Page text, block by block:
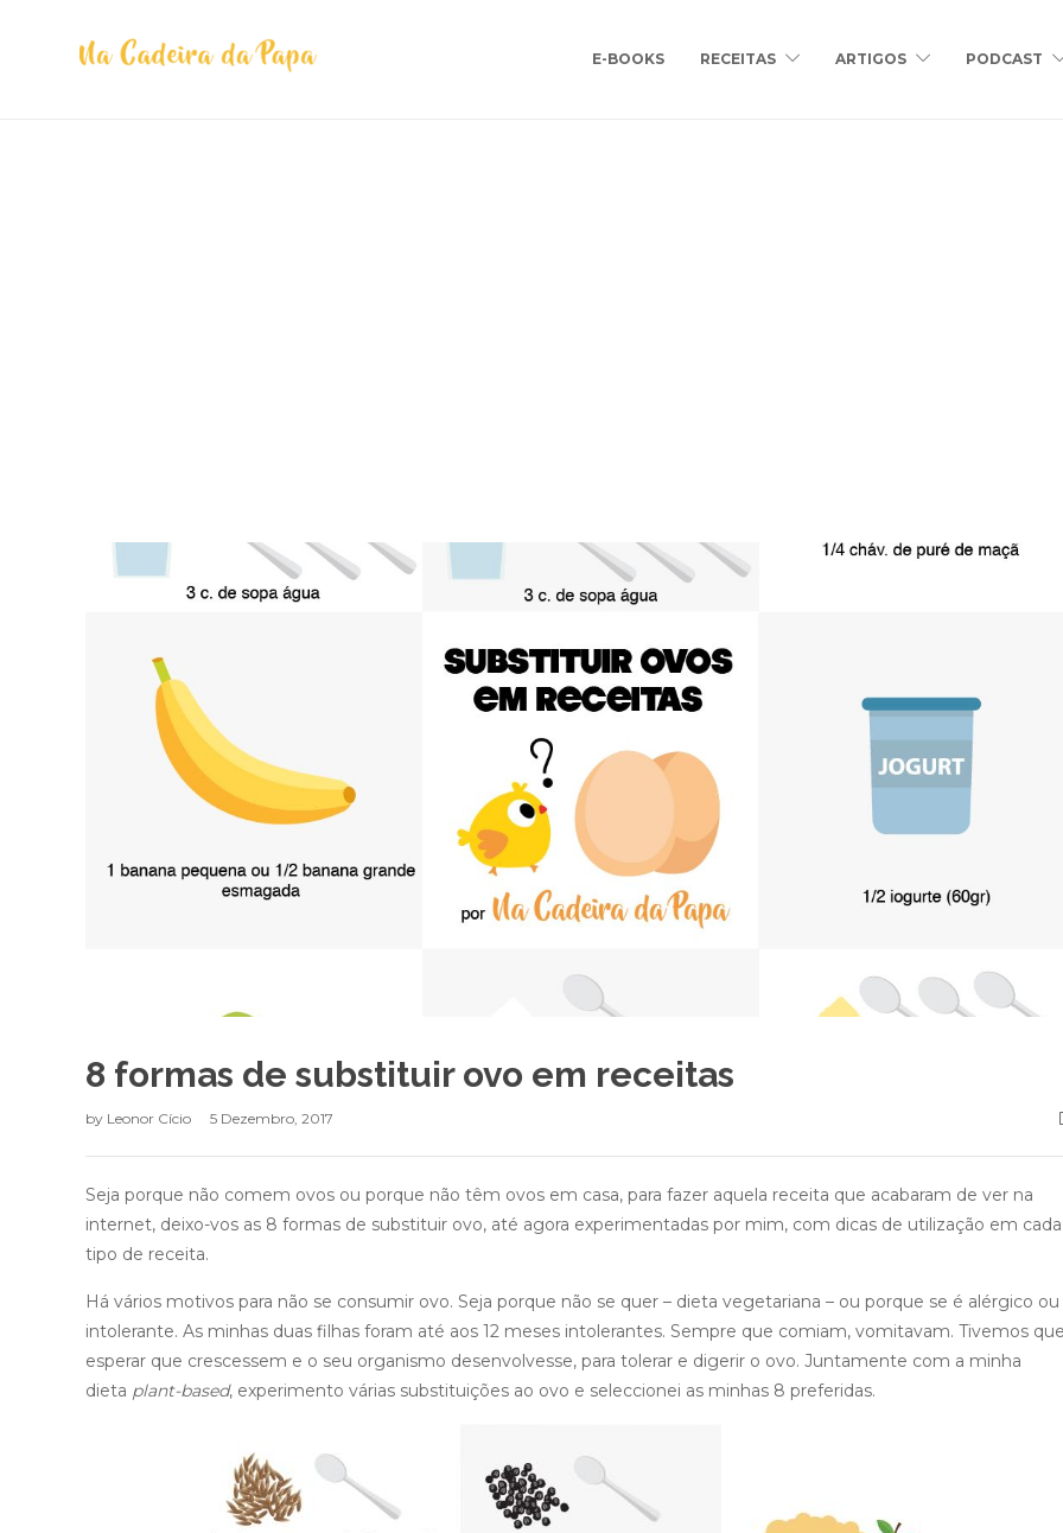
E-BOOKS RECEITAS ARTIGOS PODCAST
8 formas de substituir ovo em receitas
by Leonor Cício 5 Dezembro, 2017
Seja porque não comem ovos ou porque não têm ovos em casa, para fazer aquela receita que acabaram de ver na
internet, deixo-vos as 8 formas de substituir ovo, até agora experimentadas por mim, com dicas de utilização em cada
tipo de receita.
Há vários motivos para não se consumir ovo. Seja porque não se quer – dieta vegetariana – ou porque se é alérgico ou
intolerante. As minhas duas filhas foram até aos 12 meses intolerantes. Sempre que comiam, vomitavam. Tivemos
esperar que crescessem e o seu organismo desenvolvesse, para tolerar e digerir o ovo. Juntamente com a minha
dieta plant-based, experimento várias substituições ao ovo e seleccionei as minhas 8 preferidas.